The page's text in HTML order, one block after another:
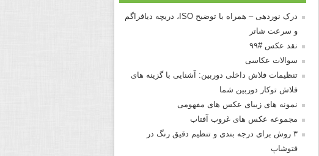
درک نوردهی – همراه با توضیح ISO، دریچه دیافراگم
و سرعت شاتر
نقد عکس #۹۹
سوالات عکاسی
تنظیمات فلاش داخلی دوربین: آشنایی با گزینه های
فلاش توکار دوربین شما
نمونه های زیبای عکس های مفهومی
مجموعه عکس های غروب آفتاب
۳ روش برای درجه بندی و تنظیم دقیق رنگ در
فتوشاپ